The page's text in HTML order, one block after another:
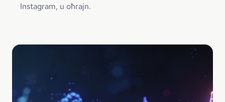
Instagram, u oħrajn.